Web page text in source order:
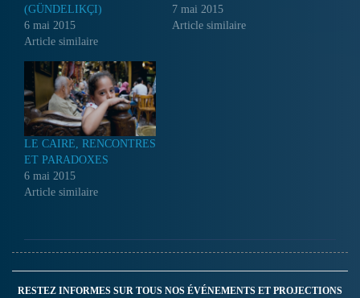
(GÜNDELIKÇI)
6 mai 2015
Article similaire
7 mai 2015
Article similaire
LE CAIRE, RENCONTRES
ET PARADOXES
6 mai 2015
Article similaire
RESTEZ INFORMES SUR TOUS NOS ÉVÉNEMENTS ET PROJECTIONS